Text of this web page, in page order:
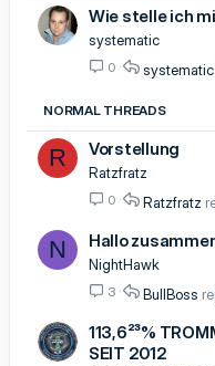
Wie stelle ich
systematic
0 systematic
NORMAL THREADS
R Vorstellung
Ratzfratz
0 Ratzfratz
N Hallo
NightHawk
3 BullBoss
113,6²³%
SEIT 2012